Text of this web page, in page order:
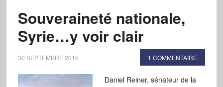
Souveraineté nationale,
Syrie…y voir clair
30 SEPTEMBRE 2015 1 COMMENTAIRE
Daniel Reiner, sénateur de la